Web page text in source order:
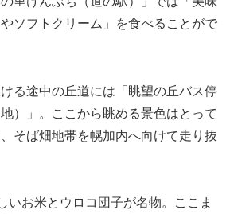
ソフトクリーム」を食べることがで
る途中の丘道には「眺望の丘バス停
）」。ここから眺める景色はとって
そば畑地帯を幌加内へ向けて走り抜
いお米とウロコ団子が名物。ここま